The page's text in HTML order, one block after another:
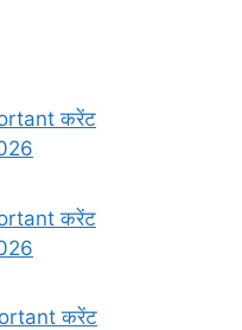
करेंट
करेंट
करेंट